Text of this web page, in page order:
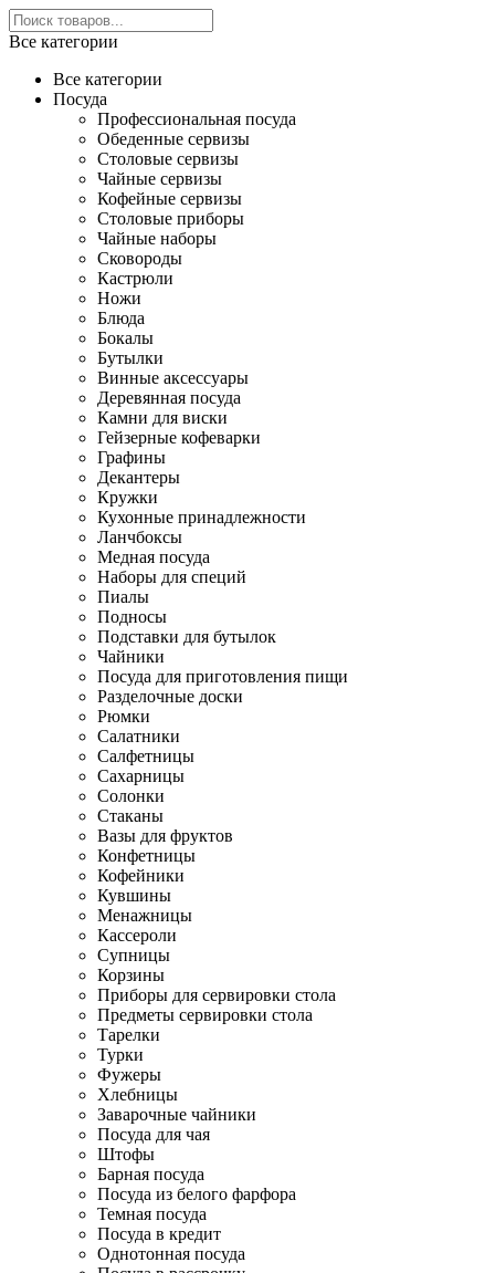
Все категории
Все категории
Посуда
Профессиональная посуда
Обеденные сервизы
Столовые сервизы
Чайные сервизы
Кофейные сервизы
Столовые приборы
Чайные наборы
Сковороды
Кастрюли
Ножи
Блюда
Бокалы
Бутылки
Винные аксессуары
Деревянная посуда
Камни для виски
Гейзерные кофеварки
Графины
Декантеры
Кружки
Кухонные принадлежности
Ланчбоксы
Медная посуда
Наборы для специй
Пиалы
Подносы
Подставки для бутылок
Чайники
Посуда для приготовления пищи
Разделочные доски
Рюмки
Салатники
Салфетницы
Сахарницы
Солонки
Стаканы
Вазы для фруктов
Конфетницы
Кофейники
Кувшины
Менажницы
Кассероли
Супницы
Корзины
Приборы для сервировки стола
Предметы сервировки стола
Тарелки
Турки
Фужеры
Хлебницы
Заварочные чайники
Посуда для чая
Штофы
Барная посуда
Посуда из белого фарфора
Темная посуда
Посуда в кредит
Однотонная посуда